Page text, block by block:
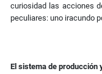
curiosidad las acciones
peculiares: uno iracundo
El sistema de producción